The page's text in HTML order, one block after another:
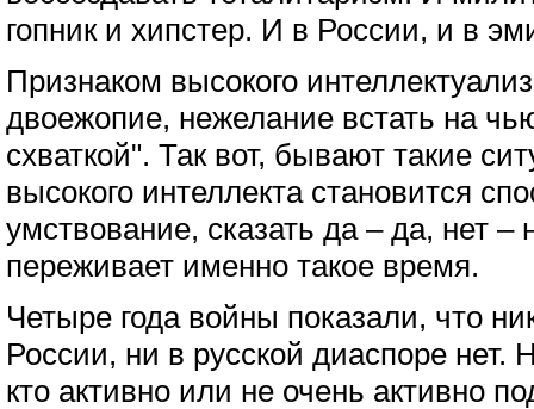
гопник и хипстер. И в России, и в
Признаком высокого
двоежопие, нежелание встать на
схваткой". Так вот, бывают такие
высокого интеллекта становится
умствование, сказать да – да, нет –
переживает именно такое время.
Четыре года войны показали, что
России, ни в русской диаспоре нет.
кто активно или не очень активно